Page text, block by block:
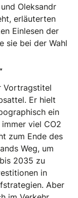
Oleksandr
erläuterten
Einlesen der
sie bei der Wahl
Vortragstitel
Er hielt
ein
viel CO2
zum Ende des
Weg, um
2035 zu
in
Aber